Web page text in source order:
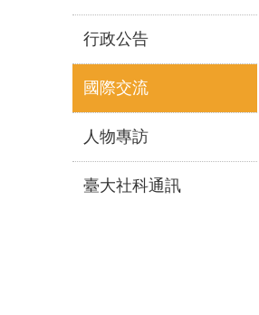
行政公告
國際交流
人物專訪
臺大社科通訊